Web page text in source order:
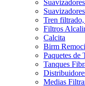
Tren
Filtros
Calcita
Birm
Paquetes de
Tanques
Medias